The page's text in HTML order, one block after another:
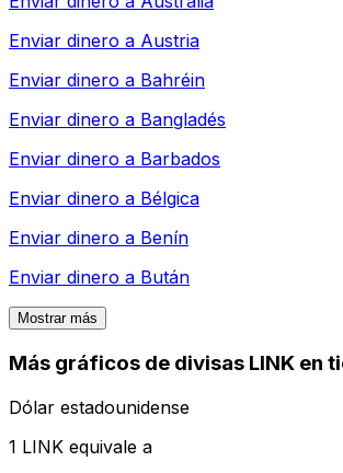
Enviar dinero a Austria
Enviar dinero a Bahréin
Enviar dinero a Bangladés
Enviar dinero a Barbados
Enviar dinero a Bélgica
Enviar dinero a Benín
Enviar dinero a Bután
Mostrar más
Más gráficos de divisas LINK en
Dólar estadounidense
1 LINK equivale a